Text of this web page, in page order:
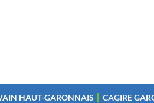
HAUT-GARONNAIS CAGIRE